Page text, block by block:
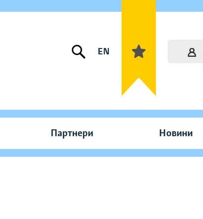
EN
Партнери Новини